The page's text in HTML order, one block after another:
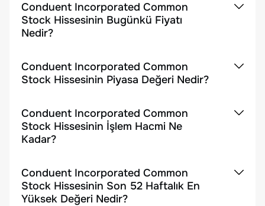
Conduent Incorporated Common
Stock Hissesinin Bugünkü Fiyatı
Nedir?
Conduent Incorporated Common
Stock Hissesinin Piyasa Değeri Nedir?
Conduent Incorporated Common
Stock Hissesinin İşlem Hacmi Ne
Kadar?
Conduent Incorporated Common
Stock Hissesinin Son 52 Haftalık En
Yüksek Değeri Nedir?